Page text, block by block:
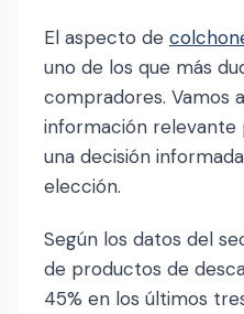
El aspecto de
uno de los que más
compradores. Vamos
información relevante
una decisión
elección.
Según los datos del
de productos de
45% en los últimos